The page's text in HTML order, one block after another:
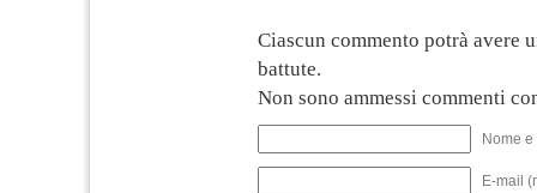
Ciascun commento potrà avere
battute.
Non sono ammessi commenti
Nome
E-mail